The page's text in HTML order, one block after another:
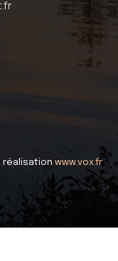
réalisation www.vox.fr